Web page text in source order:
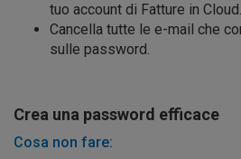
tuo account di Fatture in Cloud.
Cancella tutte le e-mail che
sulle password.
Crea una password efficace
Cosa non fare: